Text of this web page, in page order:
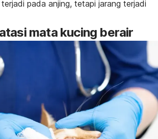
terjadi pada anjing, tetapi jarang terjadi
mata kucing berair